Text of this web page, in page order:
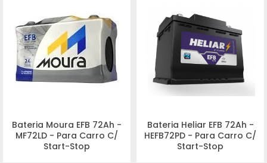
Bateria Moura EFB 72Ah -
MF72LD - Para Carro C/
Start-Stop
Bateria Heliar EFB 72Ah -
HEFB72PD - Para Carro C/
Start-Stop